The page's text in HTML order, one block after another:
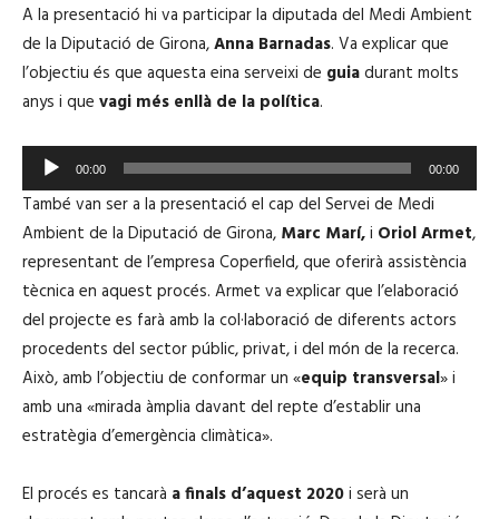
A la presentació hi va participar la diputada del Medi Ambient
de la Diputació de Girona,Anna Barnadas. Va explicar que
l’objectiu és que aquesta eina serveixi de guiadurant molts
anys i que vagi més enllà de la política.
e
p
r
o
d
u
c
t
o
r
'
00:00 00:00
També van ser a la presentació el cap del Servei de Medi
Ambient de la Diputació de Girona, Marc Marí,i Oriol Armet,
representant de l’empresa Coperfield, que oferirà assistència
tècnica en aquest procés. Armet va explicar que l’elaboració
del projecte es farà amb la col·laboració de diferents actors
procedents del sector públic, privat, i del món de la recerca.
Això, amb l’objectiu de conformar un «equip transversal» i
amb una «mirada àmplia davant del repte d’establir una
estratègia d’emergència climàtica».
El procés es tancarà a finals d’aquest 2020i serà un